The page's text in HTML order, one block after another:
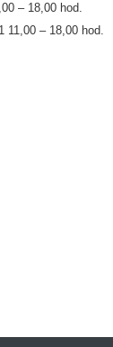
– 18,00 hod.
11,00 – 18,00 hod.